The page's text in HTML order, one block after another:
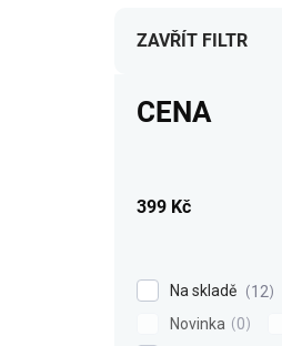
ZAVŘÍT FILTR
CENA
399 Kč
Na skladě
12
Novinka
0